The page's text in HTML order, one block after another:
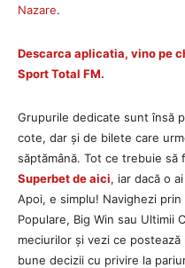
Nazare.
Descarca aplicatia, vino pe
Sport Total FM.
Grupurile dedicate sunt însă
cote, dar și de bilete care
săptămână. Tot ce trebuie să
Superbet de aici, iar dacă o
Apoi, e simplu! Navighezi
Populare, Big Win sau Ultimii
meciurilor și vezi ce
bune decizii cu privire la